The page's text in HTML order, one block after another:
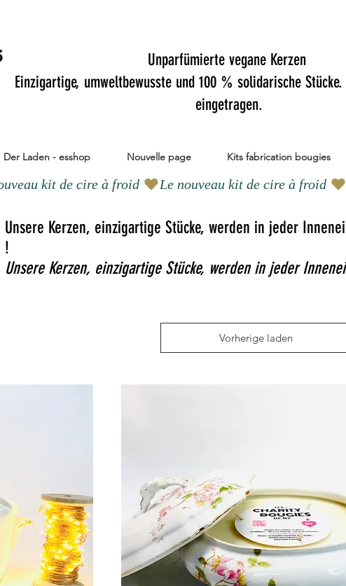
Unparfümierte vegane Kerzen
Einzigartige, umweltbewusste und 100 % solidarische
eingetragen.
Der Laden - esshop Nouvelle page Kits fabrication bougies
Unsere Kerzen, einzigartige Stücke, werden in jeder
!
Unsere Kerzen, einzigartige Stücke, werden in jeder
Vorherige laden